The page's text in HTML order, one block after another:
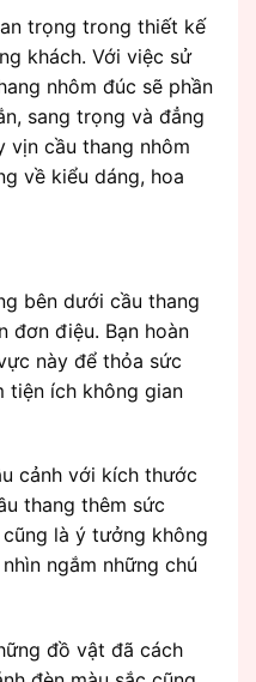
trọng trong thiết kế
khách. Với việc sử
nhôm đúc sẽ phần
sang trọng và đẳng
vịn cầu thang nhôm
về kiểu dáng, hoa
bên dưới cầu thang
đơn điệu. Bạn hoàn
này để thỏa sức
tiện ích không gian
cảnh với kích thước
thang thêm sức
là ý tưởng không
ngắm những chú
đồ vật đã cách